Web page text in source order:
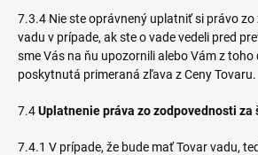
7.3.4 Nie ste oprávnený uplatniť si právo
vadu v prípade, ak ste o vade vedeli pred
sme Vás na ňu upozornili alebo Vám z toho
poskytnutá primeraná zľava z Ceny Tovaru.
7.4Uplatnenie práva zo zodpovednosti za
7.4.1 V prípade, že bude mať Tovar vadu,